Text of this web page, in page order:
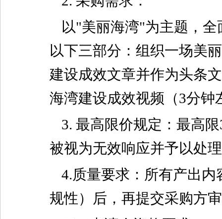
以"美丽海湾"为主题，
以下三部分：组织一场美
建设成效文章并作为头条
海湾建设成效视频（3分钟
3. 最高限价规定：最高
被视为无效响应并予以处
4.质量要求：所有产出
规性）后，再提交采购方